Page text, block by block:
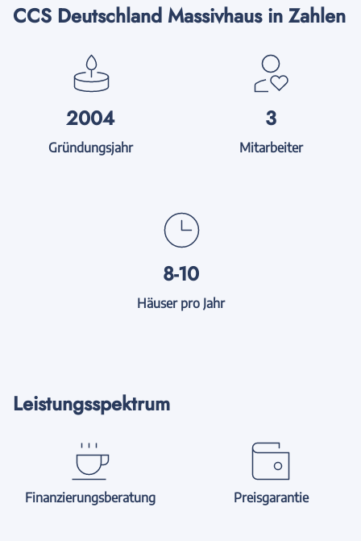
CCS Deutschland Massivhaus in Zahlen
2004
Gründungsjahr
3
Mitarbeiter
8-10
Häuser pro Jahr
Leistungsspektrum
Finanzierungsberatung Preisgarantie